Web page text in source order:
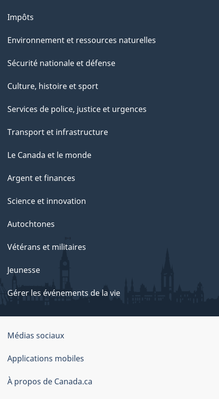
Impôts
Environnement et ressources naturelles
Sécurité nationale et défense
Culture, histoire et sport
Services de police, justice et urgences
Transport et infrastructure
Le Canada et le monde
Argent et finances
Science et innovation
Autochtones
Vétérans et militaires
Jeunesse
Gérer les événements de la vie
Organisation
du
gouvernement
du
Médias sociaux
Applications mobiles
À propos de Canada.ca